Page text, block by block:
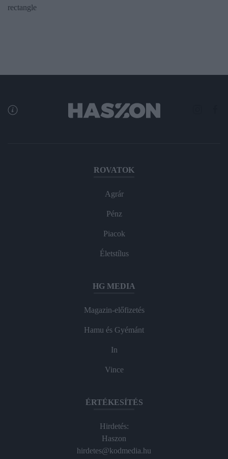
rectangle
ROVATOK
Agrár
Pénz
Piacok
Életstílus
HG MEDIA
Magazin-előfizetés
Hamu és Gyémánt
In
Vince
ÉRTÉKESÍTÉS
Hirdetés:
Haszon
hirdetes@kodmedia.hu